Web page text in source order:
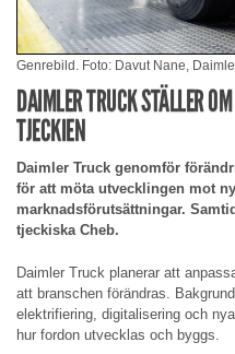
Genrebild. Foto: Davut Nane,
DAIMLER TRUCK STÄLLER
TJECKIEN
Daimler Truck genomför
för att möta utvecklingen mot
marknadsförutsättningar.
tjeckiska Cheb.
Daimler Truck planerar att
att branschen förändras.
elektrifiering, digitalisering och
hur fordon utvecklas och byggs.